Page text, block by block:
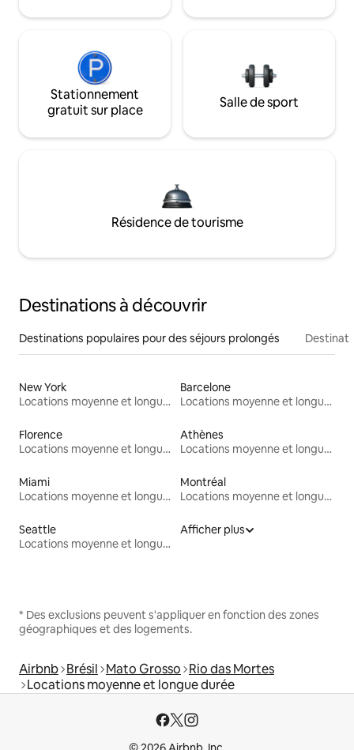
Stationnement
gratuit sur place
Salle de sport
Résidence de tourisme
Destinations à découvrir
Destinations populaires pour des séjours prolongés
New York
Locations moyenne et longue durée
Barcelone
Locations moyenne et longue durée
Florence
Locations moyenne et longue durée
Athènes
Locations moyenne et longue durée
Miami
Locations moyenne et longue durée
Montréal
Locations moyenne et longue durée
Seattle
Locations moyenne et longue durée
Afficher plus
* Des exclusions peuvent s'appliquer en fonction des zones
géographiques et des logements.
Airbnb Brésil Mato Grosso Rio das Mortes
Locations moyenne et longue durée